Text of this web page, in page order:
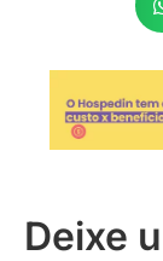
Deixe